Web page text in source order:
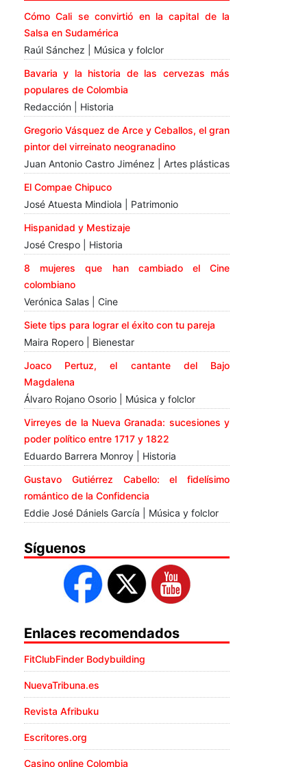
Cómo Cali se convirtió en la capital de la
Salsa en Sudamérica
Raúl Sánchez | Música y folclor
Bavaria y la historia de las cervezas más
populares de Colombia
Redacción | Historia
Gregorio Vásquez de Arce y Ceballos, el gran
pintor del virreinato neogranadino
Juan Antonio Castro Jiménez | Artes plásticas
El Compae Chipuco
José Atuesta Mindiola | Patrimonio
Hispanidad y Mestizaje
José Crespo | Historia
8 mujeres que han cambiado el Cine
colombiano
Verónica Salas | Cine
Siete tips para lograr el éxito con tu pareja
Maira Ropero | Bienestar
Joaco Pertuz, el cantante del Bajo
Magdalena
Álvaro Rojano Osorio | Música y folclor
Virreyes de la Nueva Granada: sucesiones y
poder político entre 1717 y 1822
Eduardo Barrera Monroy | Historia
Gustavo Gutiérrez Cabello: el fidelísimo
romántico de la Confidencia
Eddie José Dániels García | Música y folclor
Síguenos
Enlaces recomendados
FitClubFinder Bodybuilding
NuevaTribuna.es
Revista Afribuku
Escritores.org
Casino online Colombia